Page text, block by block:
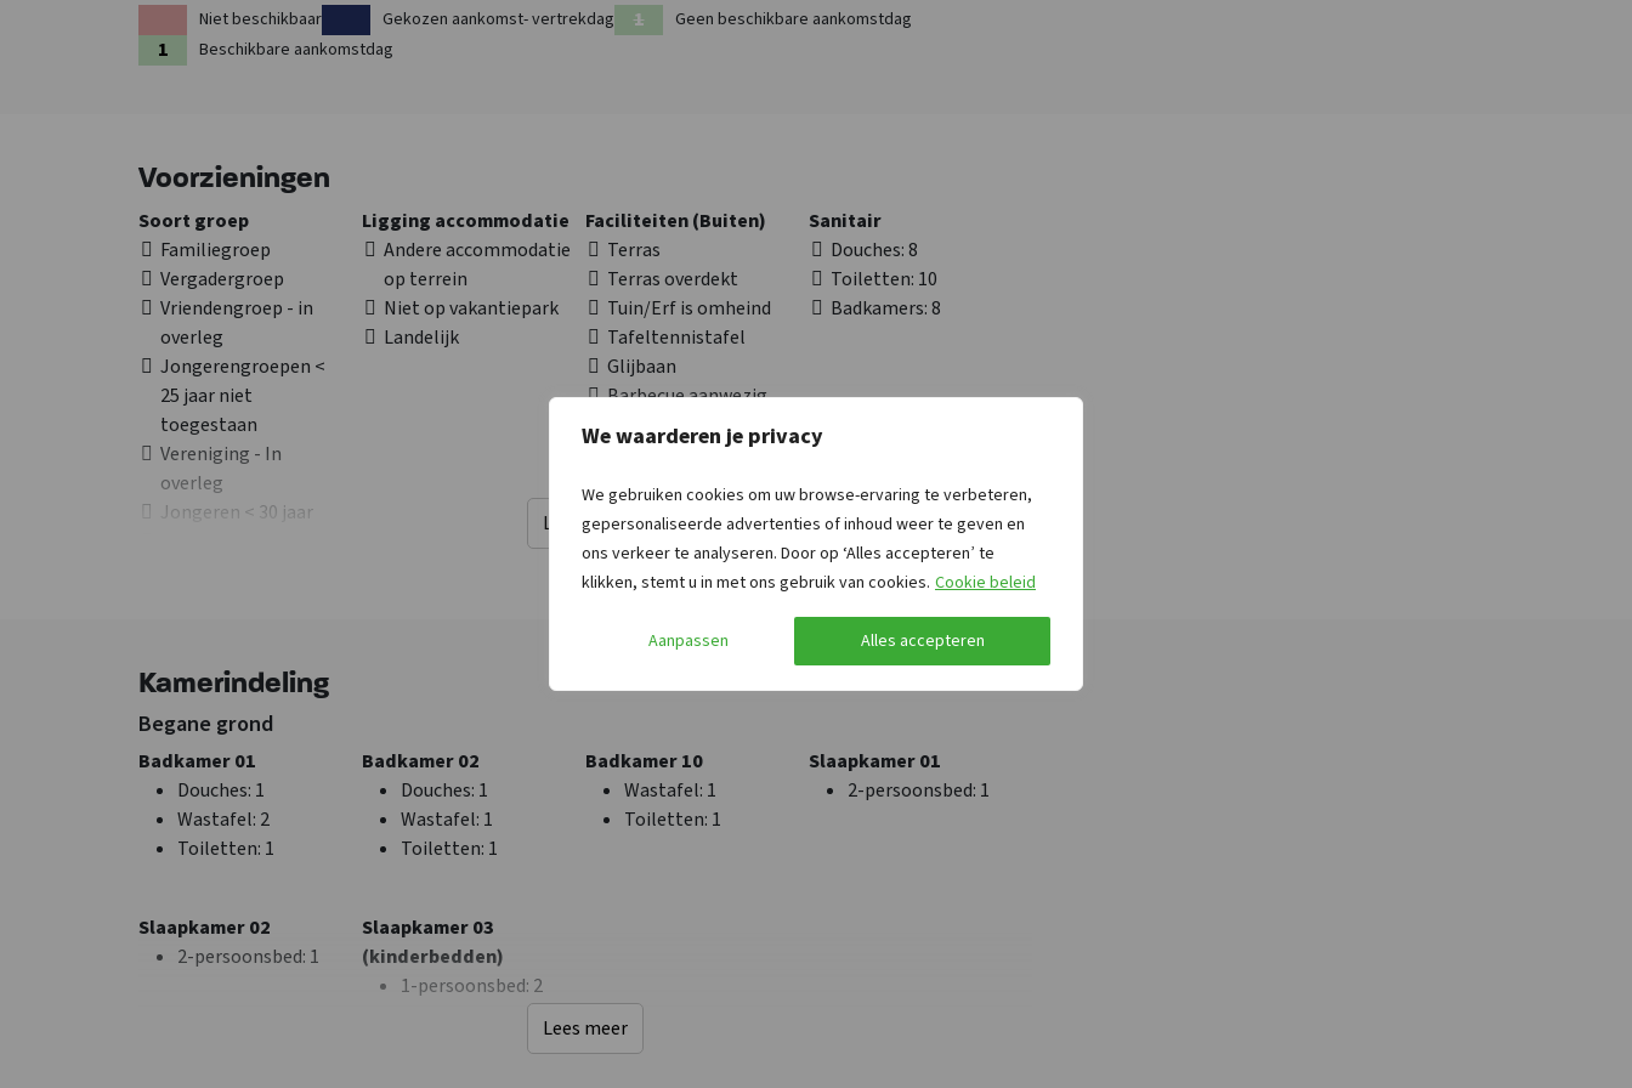
We waarderen je privacy
We gebruiken cookies om uw browse-ervaring te verbeteren,
gepersonaliseerde advertenties of inhoud weer te geven en
ons verkeer te analyseren. Door op ‘Alles accepteren’ te
klikken, stemt u in met ons gebruik van cookies. Cookie beleid
Aanpassen Alles accepteren
Niet beschikbaar Gekozen aankomst- vertrekdag
Geen beschikbare aankomstdag
Beschikbare aankomstdag
Voorzieningen
Ligging accommodatie
Andere accommodatie
op terrein
Niet op vakantiepark
Landelijk
Faciliteiten (Buiten)
Terras
Terras overdekt
Tuin/Erf is omheind
Tafeltennistafel
Glijbaan
Barbecue aanwezig
Elektrische laadpaal
Kampvuurplaats
Sanitair
Douches: 8
Toiletten: 10
Badkamers: 8
Faciliteiten (Binnen)
Extra recreatie ruimte
Wifi
Bar met
tapinstallatie
Tafelvoetbal
Bioscoop
Soort groep
Familiegroep
Vergadergroep
Vriendengroep - in
overleg
Jongerengroepen <
25 jaar niet
toegestaan
Vereniging - In
overleg
Jongeren < 30 jaar
Badlinnen inbegrepen
Bedlinnen inbegrepen
Exclusief voor 1 groep
Huisdieren
Luxe accommodatie
Restaurant
Winkels: < 0,5 km
Stad- dorpscentrum
Kook pitten: 16
Aantal ovens: 4
Lees meer
Kamerindeling
Begane grond
Badkamer 01
Douches: 1
Wastafel: 2
Toiletten: 1
Badkamer 02
Douches: 1
Wastafel: 1
Toiletten: 1
Badkamer 10
Wastafel: 1
Toiletten: 1
Slaapkamer 01
2-persoonsbed: 1
Slaapkamer 02
2-persoonsbed: 1
Slaapkamer 03
(kinderbedden)
1-persoonsbed: 2
Lees meer